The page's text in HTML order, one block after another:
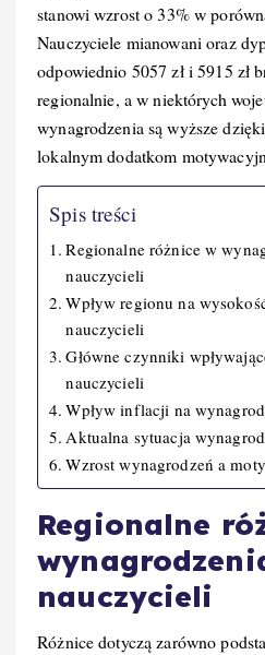
stanowi wzrost o 33% w
Nauczyciele mianowani oraz
odpowiednio 5057 zł i 5915 zł
regionalnie, a w niektórych
wynagrodzenia są wyższe
lokalnym dodatkom
Spis treści
Regionalne różnice w
nauczycieli
Wpływ regionu na
nauczycieli
Główne czynniki
nauczycieli
Wpływ inflacji na
Aktualna sytuacja
Wzrost wynagrodzeń a
Regionalne
nauczycieli
Różnice dotyczą zarówno